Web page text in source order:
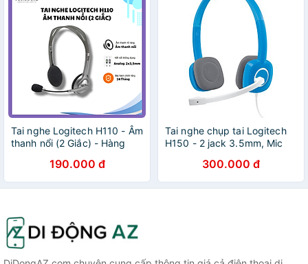
Tai nghe Logitech H110 - Âm
thanh nổi (2 Giắc) - Hàng
190.000 đ
Tai nghe chụp tai Logitech
H150 - 2 jack 3.5mm, Mic
nổi - Màu300.000 đ